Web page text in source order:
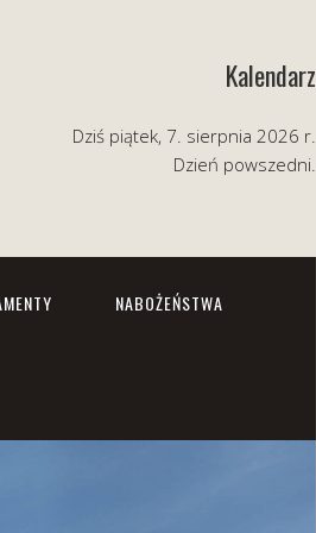
Kalendarz
Dziś piątek, 7. sierpnia 2026 r.
Dzień powszedni.
NABOŻEŃSTWA